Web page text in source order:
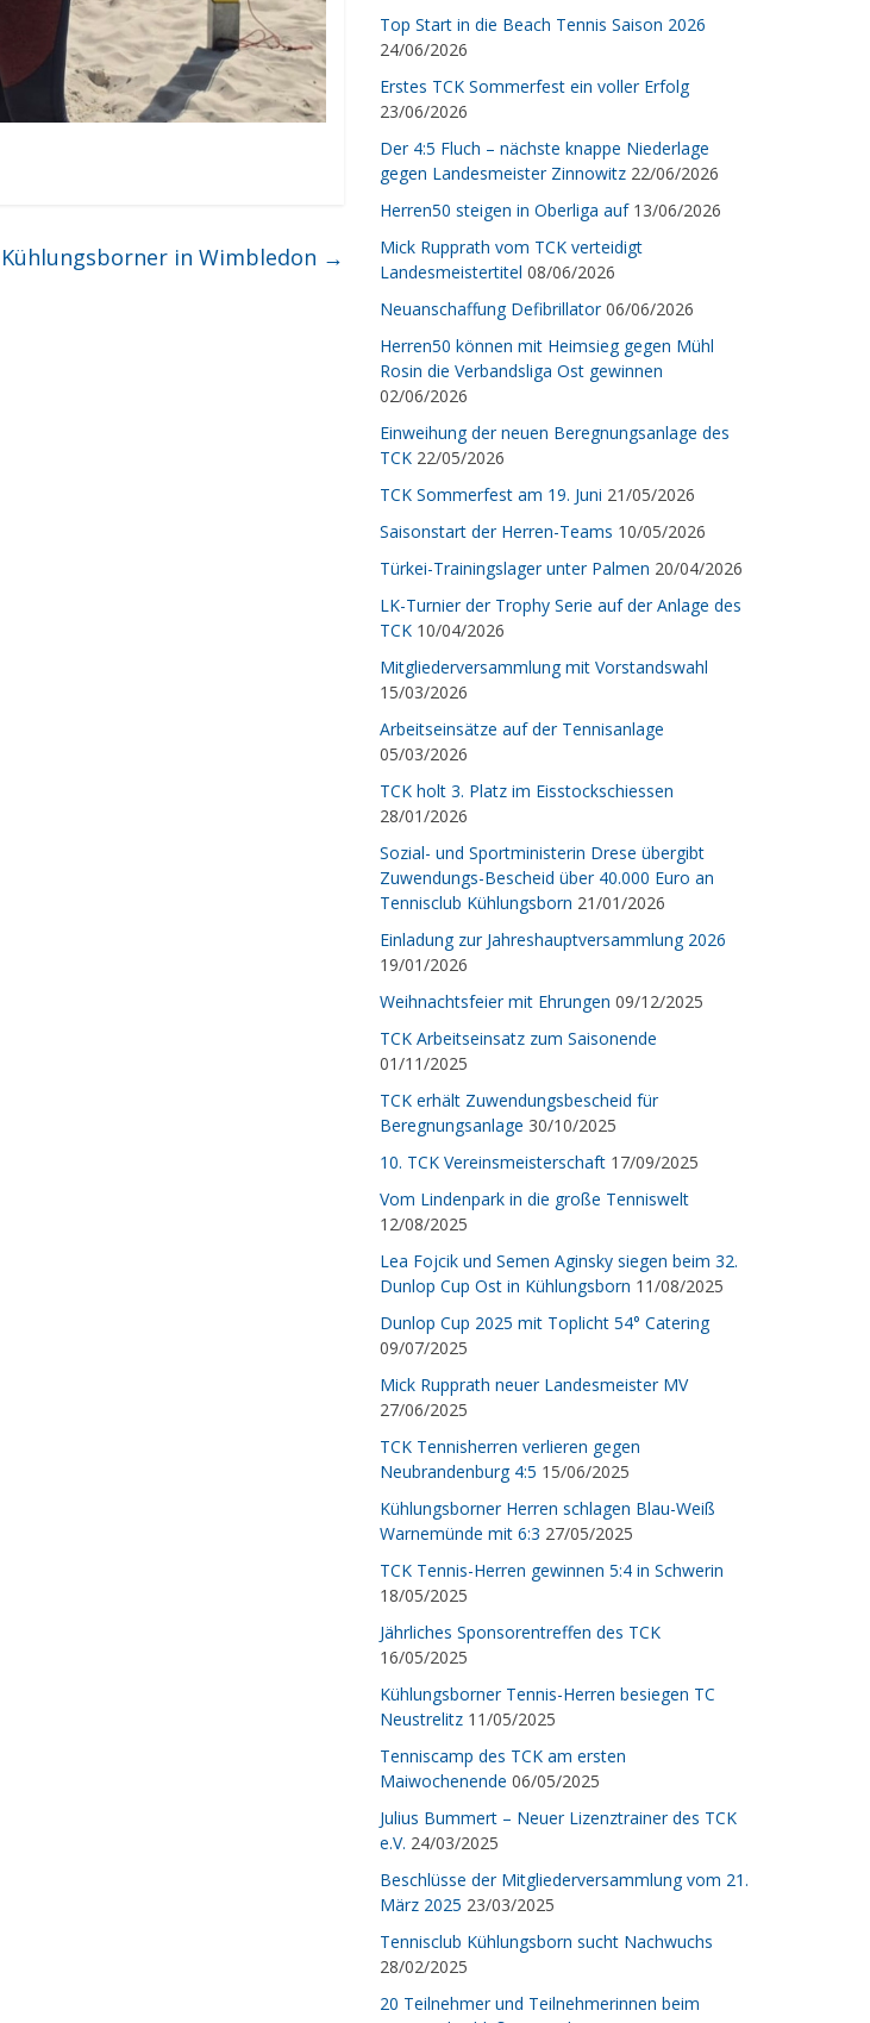
Kühlungsborner in Wimbledon →
Top Start in die Beach Tennis Saison 2026
24/06/2026
Erstes TCK Sommerfest ein voller Erfolg
23/06/2026
Der 4:5 Fluch – nächste knappe Niederlage
gegen Landesmeister Zinnowitz 22/06/2026
Herren50 steigen in Oberliga auf 13/06/2026
Mick Rupprath vom TCK verteidigt
Landesmeistertitel 08/06/2026
Neuanschaffung Defibrillator 06/06/2026
Herren50 können mit Heimsieg gegen Mühl
Rosin die Verbandsliga Ost gewinnen
02/06/2026
Einweihung der neuen Beregnungsanlage des
TCK 22/05/2026
TCK Sommerfest am 19. Juni 21/05/2026
Saisonstart der Herren-Teams 10/05/2026
Türkei-Trainingslager unter Palmen 20/04/2026
LK-Turnier der Trophy Serie auf der Anlage des
TCK 10/04/2026
Mitgliederversammlung mit Vorstandswahl
15/03/2026
Arbeitseinsätze auf der Tennisanlage
05/03/2026
TCK holt 3. Platz im Eisstockschiessen
28/01/2026
Sozial- und Sportministerin Drese übergibt
Zuwendungs-Bescheid über 40.000 Euro an
Tennisclub Kühlungsborn 21/01/2026
Einladung zur Jahreshauptversammlung 2026
19/01/2026
Weihnachtsfeier mit Ehrungen 09/12/2025
TCK Arbeitseinsatz zum Saisonende
01/11/2025
TCK erhält Zuwendungsbescheid für
Beregnungsanlage 30/10/2025
10. TCK Vereinsmeisterschaft 17/09/2025
Vom Lindenpark in die große Tenniswelt
12/08/2025
Lea Fojcik und Semen Aginsky siegen beim 32.
Dunlop Cup Ost in Kühlungsborn 11/08/2025
Dunlop Cup 2025 mit Toplicht 54° Catering
09/07/2025
Mick Rupprath neuer Landesmeister MV
27/06/2025
TCK Tennisherren verlieren gegen
Neubrandenburg 4:5 15/06/2025
Kühlungsborner Herren schlagen Blau-Weiß
Warnemünde mit 6:3 27/05/2025
TCK Tennis-Herren gewinnen 5:4 in Schwerin
18/05/2025
Jährliches Sponsorentreffen des TCK
16/05/2025
Kühlungsborner Tennis-Herren besiegen TC
Neustrelitz 11/05/2025
Tenniscamp des TCK am ersten
Maiwochenende 06/05/2025
Julius Bummert – Neuer Lizenztrainer des TCK
e.V. 24/03/2025
Beschlüsse der Mitgliederversammlung vom 21.
März 2025 23/03/2025
Tennisclub Kühlungsborn sucht Nachwuchs
28/02/2025
20 Teilnehmer und Teilnehmerinnen beim